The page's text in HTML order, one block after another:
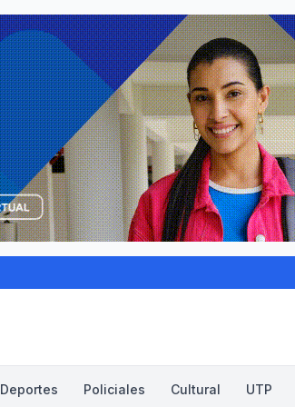
Deportes Policiales Cultural UTP